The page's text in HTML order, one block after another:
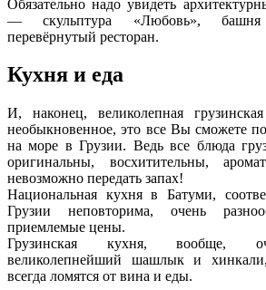
Обязательно надо увидеть
— скульптура «Любовь»,
перевёрнутый ресторан.
Кухня и еда
И, наконец, великолепная
необыкновенное, это все Вы сможете
на море в Грузии. Ведь все блюда
оригинальны, восхитительны,
невозможно передать запах!
Национальная кухня в Батуми,
Грузии неповторима, очень
приемлемые цены.
Грузинская кухня, вообще,
великолепнейший шашлык и хинкали
всегда ломятся от вина и еды.